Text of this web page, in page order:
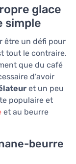
glace
simple
être un défi pour
tout le contraire.
que du café
d’avoir
et un peu
populaire et
et au beurre
beurre